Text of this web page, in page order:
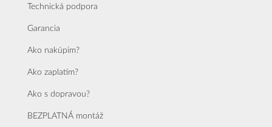
Technická podpora
Garancia
Ako nakúpim?
Ako zaplatím?
Ako s dopravou?
BEZPLATNÁ montáž